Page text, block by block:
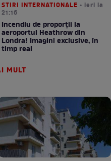
STIRI INTERNATIONALE • ieri la
21:16
Incendiu de proporții la
aeroportul Heathrow din
Londra! Imagini exclusive, în
timp real
MULT